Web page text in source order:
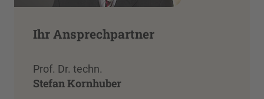
Ihr Ansprechpartner
Prof. Dr. techn.
Stefan Kornhuber